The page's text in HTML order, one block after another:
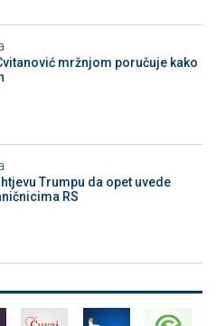
mržnjom poručuje kako
Trumpu da opet uvede
RS